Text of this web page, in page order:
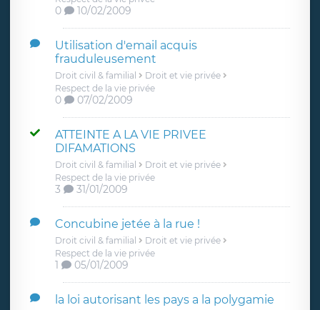
0 10/02/2009
Utilisation d'email acquis
frauduleusement
Droit civil & familial
Droit et vie privée
Respect de la vie privée
0 07/02/2009
ATTEINTE A LA VIE PRIVEE
DIFAMATIONS
Droit civil & familial
Droit et vie privée
Respect de la vie privée
3 31/01/2009
Concubine jetée à la rue !
Droit civil & familial
Droit et vie privée
Respect de la vie privée
1 05/01/2009
la loi autorisant les pays a la polygamie